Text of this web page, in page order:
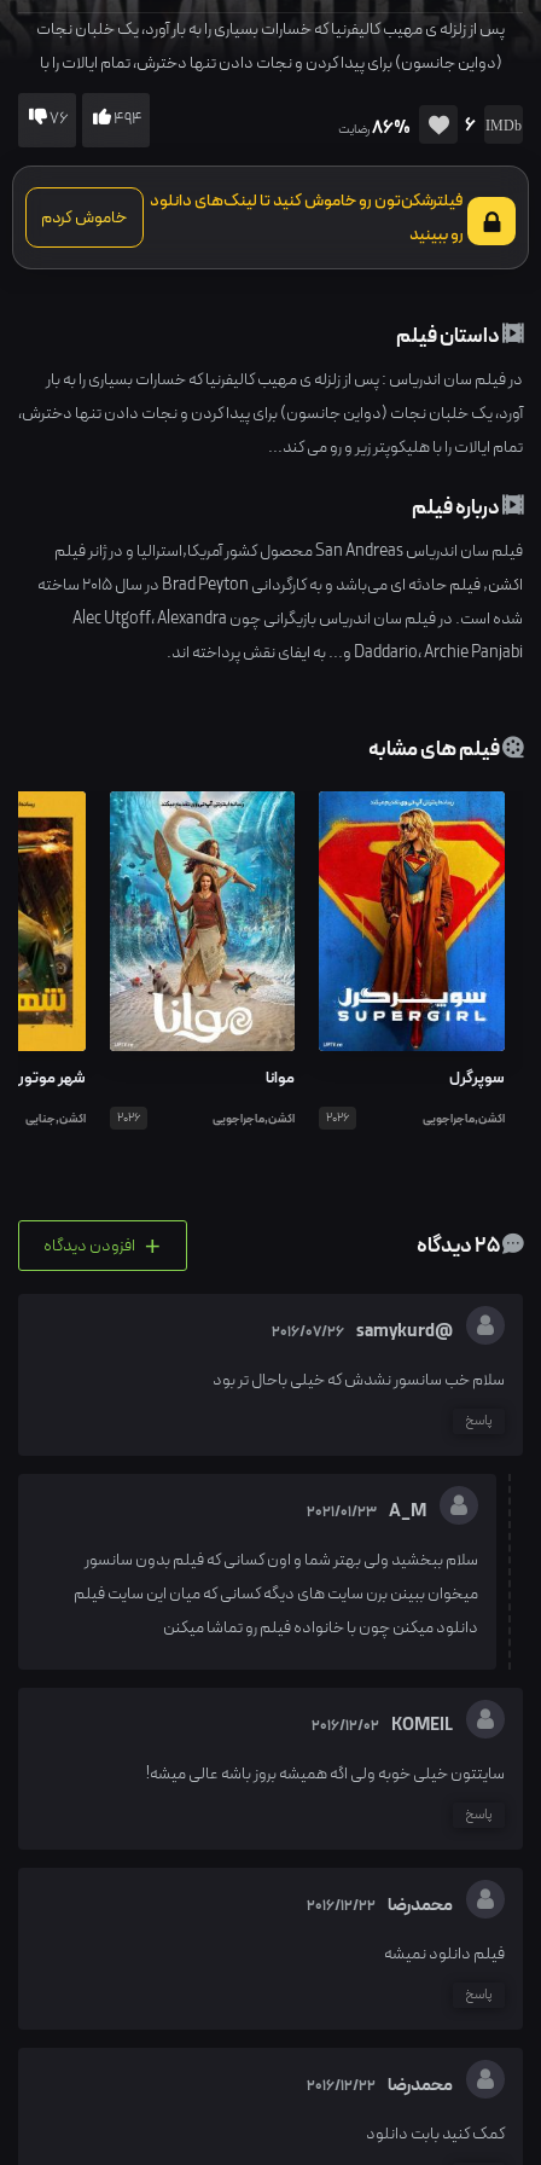
پس از زلزله ی مهیب کالیفرنیا که خسارات بسیاری را به بار آورد، یک خلبان نجات
(دواین جانسون) برای پیدا کردن و نجات دادن تنها دخترش، تمام ایالات را با
6
86%رضایت 494
76
فیلترشکن‌تون رو خاموش کنید تا لینک‌های دانلود
رو ببینید
خاموش کردم
داستان فیلم
در فیلم سان اندریاس : پس از زلزله ی مهیب کالیفرنیا که خسارات بسیاری را به بار
آورد، یک خلبان نجات (دواین جانسون) برای پیدا کردن و نجات دادن تنها دخترش،
تمام ایالات را با هلیکوپتر زیر و رو می کند...
درباره فیلم
فیلم سان اندریاس San Andreas محصول کشور آمریکا,استرالیاو در ژانرفیلم
اکشن,فیلم حادثه ایمی‌باشد و به کارگردانیBrad Peytonدر سال2015ساخته
شده است. در فیلم سان اندریاس بازیگرانی چون
Alec Utgoff،Alexandra
Daddario،Archie Panjabi و... به ایفای نقش پرداخته اند.
فیلم های مشابه
سوپرگرل
اکشن,ماجراجویی 2026
موانا
اکشن,ماجراجویی 2026
شهر موتور
اکشن,جنایی
+ افزودن دیدگاه
@samykurd
2016/07/26
سلام خب سانسور نشدش که خیلی باحال تر بود
پاسخ
A_M
2021/01/23
سلام ببخشید ولی بهتر شما و اون کسانی که فیلم بدون سانسور
میخوان ببینن برن سایت های دیگه کسانی که میان این سایت فیلم
دانلود میکنن چون با خانواده فیلم رو تماشا میکنن
KOMEIL
2016/12/02
سایتتون خیلی خوبه ولی اگه همیشه بروز باشه عالی میشه!
پاسخ
محمدرضا 2016/12/22
فیلم دانلود نمیشه
پاسخ
محمدرضا 2016/12/22
کمک کنید بابت دانلود